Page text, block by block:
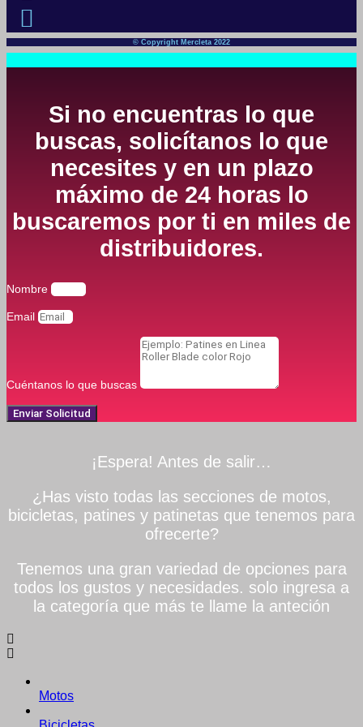
© Copyright Mercleta 2022
Si no encuentras lo que
buscas, solicítanos lo que
necesites y en un plazo
máximo de 24 horas lo
buscaremos por ti en miles de
distribuidores.
Nombre
Email
Cuéntanos lo que buscas
Enviar Solicitud
¡Espera! Antes de salir…
¿Has visto todas las secciones de motos,
bicicletas, patines y patinetas que tenemos para
ofrecerte?
Tenemos una gran variedad de opciones para
todos los gustos y necesidades. solo ingresa a
la categoría que más te llame la anteción
Motos